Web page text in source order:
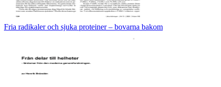
Fria radikaler och sjuka proteiner – bovarna bakom